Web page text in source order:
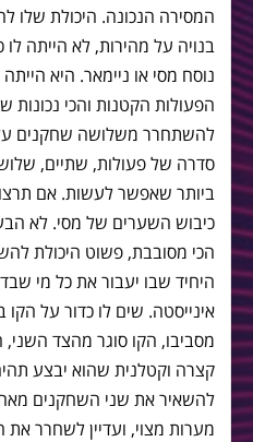
המסירה הנכונה. היכולת שלו
בנויה על מהירות, לא הייתה
נוסח מסי או ניימאר. היא
הפעולות הקטנות והכי
להשתחרר משלושה שחקנים
סדרה של פעולות, שתיים,
ביותר שאפשר לעשות. אם
כיבוש השערים של מסי. לא
הכי מסובבת, פשוט היכולת
היחיד שבו יעבור את כל מי
אינייסטה. שים לו כדור על
מסביבו, הקו סוגר מהצד
קצרה וקטלנית שהוא יבצע
להשאיר את שני השחקנים
מערות מצוי, ועדיין לשחרר